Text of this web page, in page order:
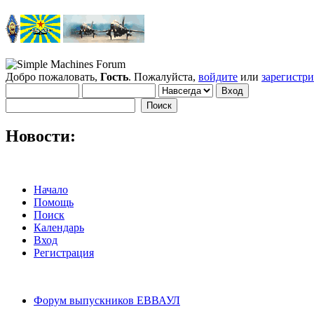
Добро пожаловать, Гость. Пожалуйста, войдите или
Новости:
Начало
Помощь
Поиск
Календарь
Вход
Регистрация
Форум выпускников ЕВВАУЛ